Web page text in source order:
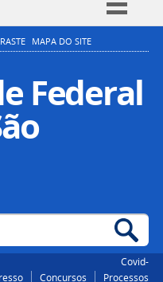
Simplifique!
Participe
Acesso à informação
Legislação
MAPA DO SITE
Federal
Covid-
Concursos
Processos